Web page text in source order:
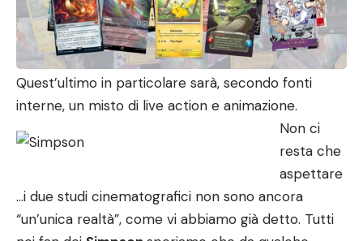
Quest’ultimo in particolare sarà, secondo fonti
interne, un misto di live action e animazione.
Non ci
resta che
aspettare
…i due studi cinematografici non sono ancora
“un’unica realtà”, come vi abbiamo già detto. Tutti